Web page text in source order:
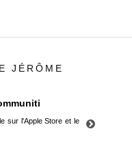
JÉRÔME
sur l'Apple Store et le